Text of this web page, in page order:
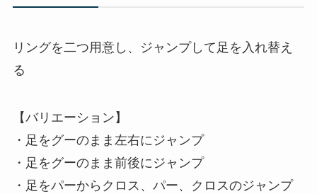
リングを二つ用意し、ジャンプして足を入れ替え
る
【バリエーション】
・足をグーのまま左右にジャンプ
・足をグーのまま前後にジャンプ
・足をパーからクロス、パー、クロスのジャンプ